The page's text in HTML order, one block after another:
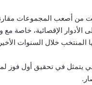
من أصعب المجموعات
الأدوار الإقصائية، خاصة
خلال السنوات
يتمثل في تحقيق أول فوز